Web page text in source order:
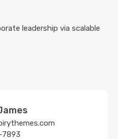
leadership via scalable